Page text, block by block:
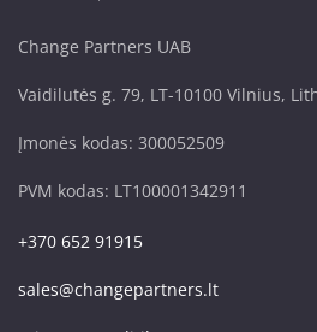
Change Partners UAB
Vaidilutės g. 79, LT-10100 Vilnius,
Įmonės kodas: 300052509
PVM kodas: LT100001342911
+370 652 91915
sales@changepartners.lt